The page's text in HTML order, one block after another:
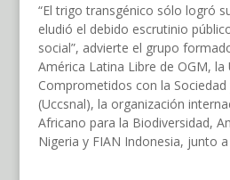
“El trigo transgénico sólo logró
eludió el debido escrutinio
social”, advierte el grupo
América Latina Libre de OGM, la
Comprometidos con la
(Uccsnal), la organización
Africano para la Biodiversidad,
Nigeria y FIAN Indonesia, junto